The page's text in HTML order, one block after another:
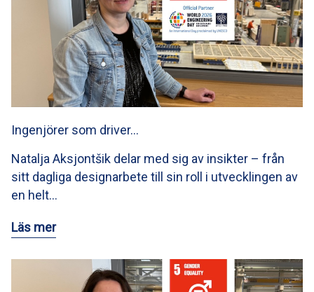
Ingenjörer som driver…
Natalja Aksjontšik delar med sig av insikter – från
sitt dagliga designarbete till sin roll i utvecklingen av
en helt…
Läs mer